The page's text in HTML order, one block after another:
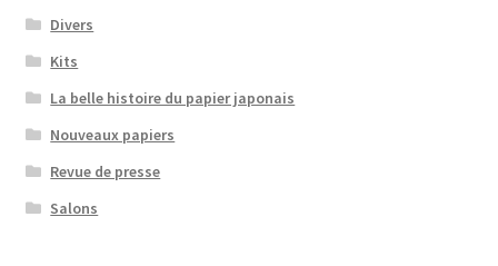
Divers
Kits
La belle histoire du papier japonais
Nouveaux papiers
Revue de presse
Salons